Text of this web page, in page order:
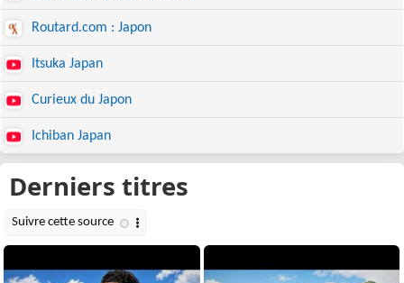
Routard.com : Japon
Itsuka Japan
Curieux du Japon
Ichiban Japan